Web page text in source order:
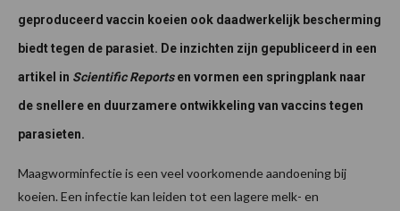
geproduceerd vaccin koeien ook daadwerkelijk bescherming
biedt tegen de parasiet. De inzichten zijn gepubliceerd in een
artikel in Scientific Reportsen vormen een springplank naar
de snellere en duurzamere ontwikkeling van vaccins tegen
parasieten.
Maagworminfectie is een veel voorkomende aandoening bij
koeien. Een infectie kan leiden tot een lagere melk- en